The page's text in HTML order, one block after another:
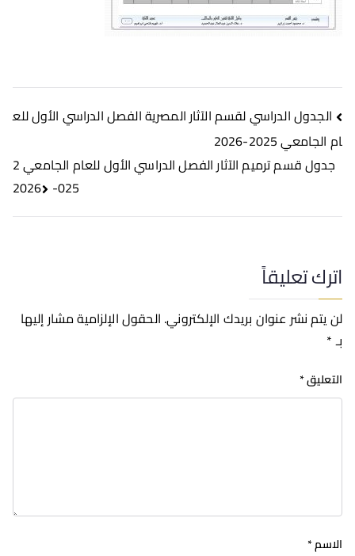
الجدول الدراسي لقسم الآثار المصرية الفصل الدراسي الأول للع
ام الجامعي 2025-2026
جدول قسم ترميم الآثار الفصل الدراسي الأول للعام الجامعي 2
025-2026
اترك تعليقاً
لن يتم نشر عنوان بريدك الإلكتروني. الحقول الإلزامية مشار إليها
بـ*
التعليق*
الاسم*